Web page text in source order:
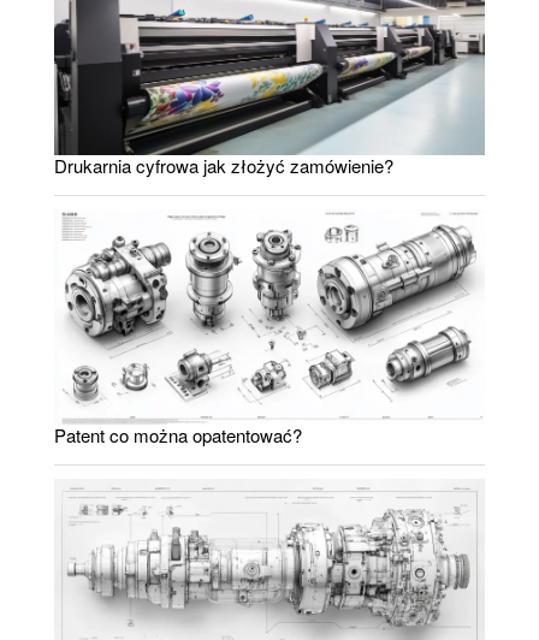
Drukarnia cyfrowa jak złożyć zamówienie?
Patent co można opatentować?